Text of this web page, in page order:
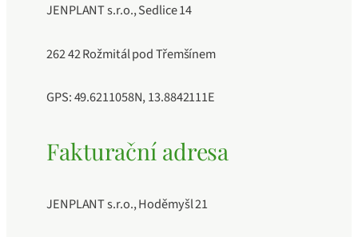
JENPLANT s.r.o., Sedlice 14
262 42 Rožmitál pod Třemšínem
GPS: 49.6211058N, 13.8842111E
Fakturační adresa
JENPLANT s.r.o., Hoděmyšl 21